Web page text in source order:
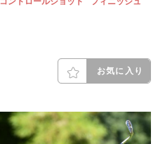
お気に入り